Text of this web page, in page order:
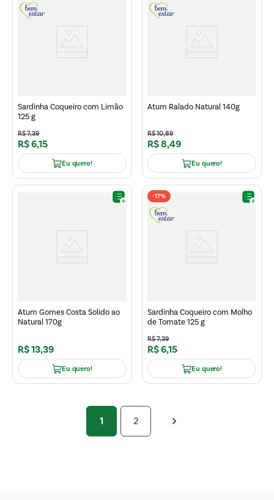
Sardinha Coqueiro com Limão
125 g
R$7,39
R$6,15
Eu quero!
Atum Ralado Natural 140g
R$10,89
R$8,49
Eu quero!
Atum Gomes Costa Solido ao
Natural 170g
R$13,39
Eu quero!
-17%
Sardinha Coqueiro com Molho
de Tomate 125 g
R$7,39
R$6,15
Eu quero!
1 2